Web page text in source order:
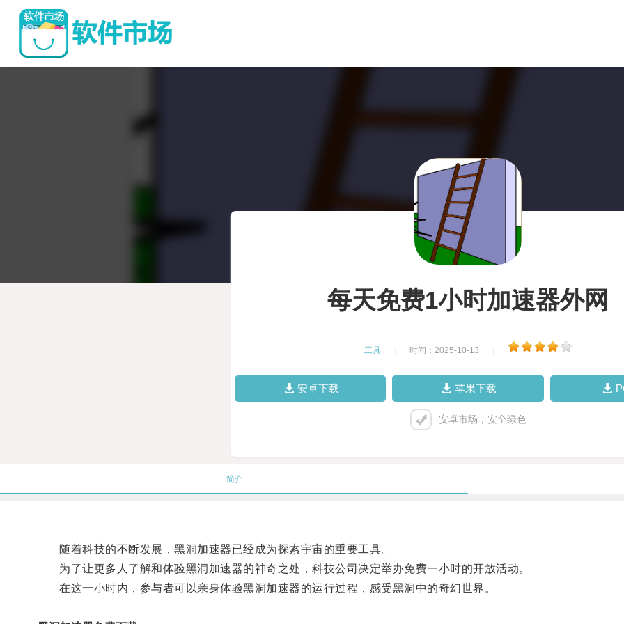
每天免费1小时加速器外网
工具 时间：2025-10-13
安卓下载 苹果下载
安卓市场，安全绿色
简介
随着科技的不断发展，黑洞加速器已经成为探索宇宙的重要工具。
为了让更多人了解和体验黑洞加速器的神奇之处，科技公司决定举办免费一小时的开放活动。
在这一小时内，参与者可以亲身体验黑洞加速器的运行过程，感受黑洞中的奇幻世界。